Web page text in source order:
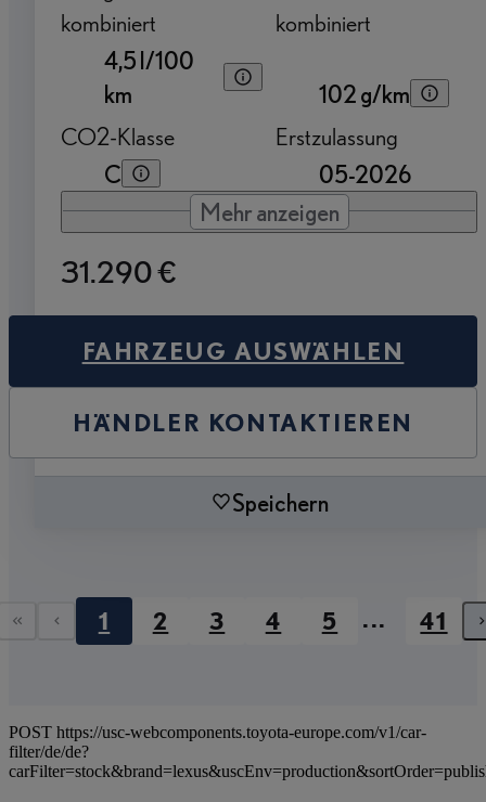
kombiniert
4,5 l/100
km
kombiniert
102 g/km
CO2-Klasse
C
Erstzulassung
05-2026
Mehr anzeigen
31.290 €
FAHRZEUG AUSWÄHLEN
HÄNDLER KONTAKTIEREN
Speichern
Erste Seite
Vorherige Seite
1 2 3 4 5 ... 41
POST https://usc-webcomponents.toyota-europe.com/v1/car-
filter/de/de?